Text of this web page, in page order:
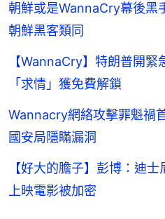
朝鮮或是WannaCry幕後
朝鮮黑客類同
【WannaCry】特朗普開
「求情」獲免費解鎖
Wannacry網絡攻擊罪魁禍
國安局隱瞞漏洞
【好大的膽子】彭博：迪
上映電影被加密